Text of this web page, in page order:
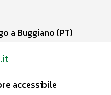
a Buggiano (PT)
accessibile